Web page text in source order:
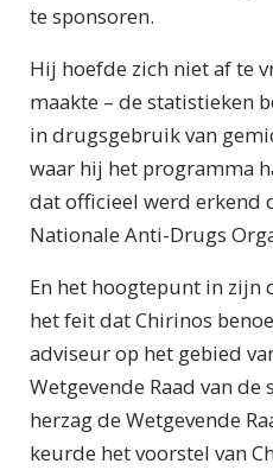
te sponsoren.
Hij hoefde zich niet af te
maakte – de statistieken
in drugsgebruik van
waar hij het programma
dat officieel werd erkend
Nationale Anti-Drugs
En het hoogtepunt in zijn
het feit dat Chirinos
adviseur op het gebied
Wetgevende Raad van
herzag de Wetgevende
keurde het voorstel van